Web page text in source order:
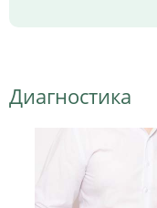
Диагностика